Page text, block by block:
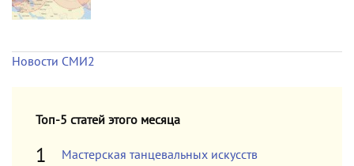
Новости СМИ2
Топ-5 статей этого месяца
Мастерская танцевальных искусств